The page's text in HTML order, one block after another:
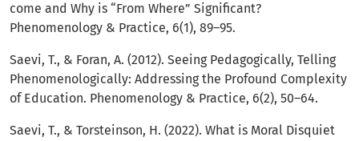
come and Why is “From Where” Significant?
Phenomenology & Practice, 6(1), 89–95.
Saevi, T., & Foran, A. (2012). Seeing Pedagogically, Telling
Phenomenologically: Addressing the Profound Complexity
of Education. Phenomenology & Practice, 6(2), 50–64.
Saevi, T., & Torsteinson, H. (2022). What is Moral Disquiet